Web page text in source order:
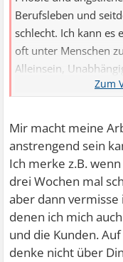
Berufsleben und
schlecht. Ich kann es
oft unter Menschen
Alleinsein,
bin durch die Arbeit
Menschen
Angst. Mein Leben
Freude mehr. Ich
am Wochenende
Mir macht meine
anstrengend sein
Ich merke z.B.
drei Wochen mal
aber dann
denen ich mich
und die Kunden.
denke nicht über